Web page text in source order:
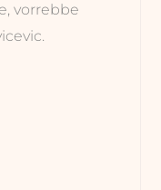
vorrebbe